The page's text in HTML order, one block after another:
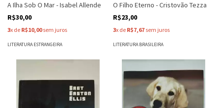
A Ilha Sob O Mar - Isabel Allende
R$30,00
3x de R$10,00sem juros
LITERATURA ESTRANGEIRA
O Filho Eterno - Cristovão Tezza
R$23,00
3x de R$7,67 sem juros
LITERATURA BRASILEIRA